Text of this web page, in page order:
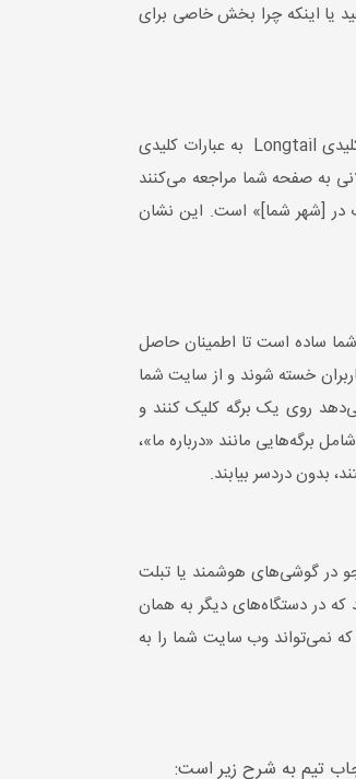
یا اینکه چرا بخش خاصی برای
مهم نیست که چه نوع محتوایی برای وب سایت شرکت صنعتی خود تولید می‌کنید؛ باید سعی کنید کلمات کلیدی طولانی را هدف قرار دهید. کلمات کلیدی Longtail به عبارات کلیدی
به صفحه شما مراجعه می‌کنند
در [شهر شما]» است. این نشان
ساده است تا اطمینان حاصل
خسته شوند و از سایت شما
روی یک برگه کلیک کنند و
برگه‌هایی مانند «درباره ما»،
بدون دردسر بیابند.
در گوشی‌های هوشمند یا تبلت
که در دستگاه‌های دیگر به همان
نمی‌تواند وب سایت شما را به
تیم به شرح زیر است: